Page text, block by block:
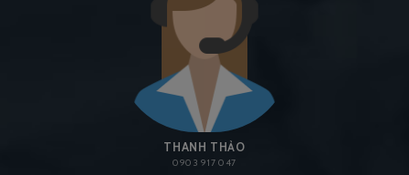
THANH THẢO
0903 917 047